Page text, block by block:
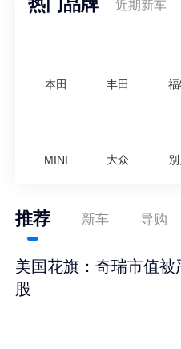
热门品牌 近期新车
本田 丰田
MINI 大众
推荐 新车 导购
美国花旗：奇瑞市值
股